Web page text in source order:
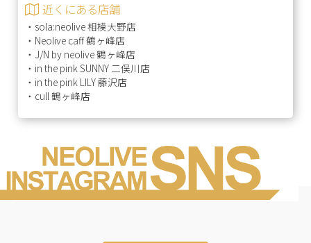
近くにある店舗
・ sola:neolive 相模大野店
・ Neolive caff 鶴ヶ峰店
・ J/N by neolive 鶴ヶ峰店
・ in the pink SUNNY 二俣川店
・ in the pink LILY 藤沢店
・ cull 鶴ヶ峰店